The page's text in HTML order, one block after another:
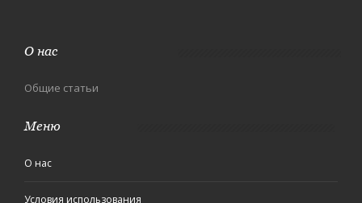
О нас
Общие статьи
Меню
О нас
Условия использования